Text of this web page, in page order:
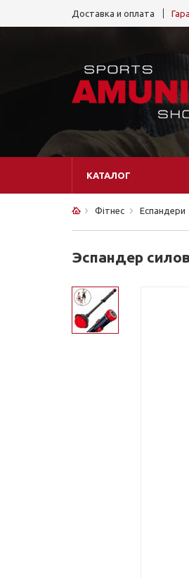
Доставка и оплата
КАТАЛОГ
Фітнес Еспандери
Эспандер